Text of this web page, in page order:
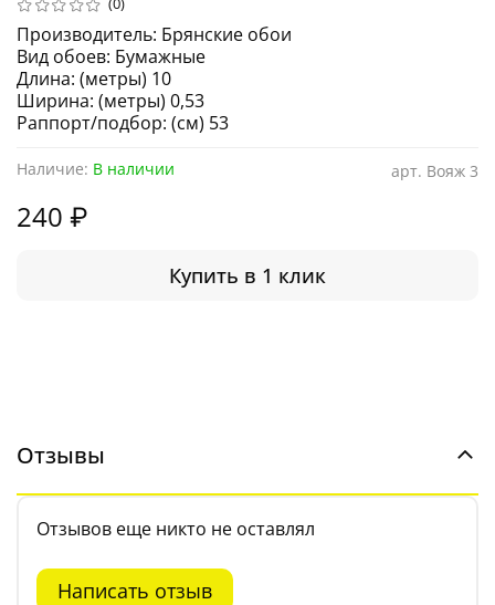
арт. Вояж 3
Наличие: В наличии
240 ₽
Купить в 1 клик
Производитель: Брянские обои
Вид обоев: Бумажные
Длина: (метры) 10
Ширина: (метры) 0,53
Раппорт/подбор: (см) 53
Отзывы
Отзывов еще никто не оставлял
Написать отзыв